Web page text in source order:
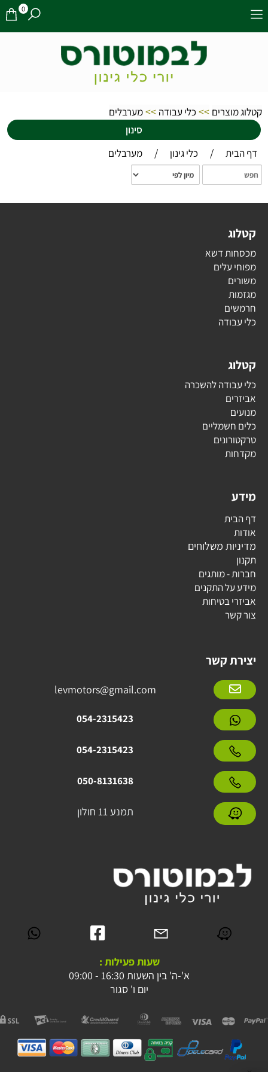
0
קטלוג מוצרים >> כלי עבודה >>מערבלים
סינון
דף הבית
/ כלי גינון / מערבלים
קטלוג
מכסחות דשא
מפוחי עלים
משורים
מגזמות
חרמשים
כלי עבודה
קטלוג
כלי עבודה להשכרה
אביזרים
מנועים
כלים חשמליים
טרקטורונים
מקדחות
מידע
דף הבית
אודות
מדיניות משלוחים
תקנון
חברות - מותגים
מידע על התקנים
אביזרי בטיחות
צור קשר
יצירת קשר
levmotors@gmail.com
054-2315423
054-2315423
050-8131638
תמנע 11 חולון
שעות פעילות :
א'-ה' בין השעות 16:30 - 09:00
יום ו' סגור